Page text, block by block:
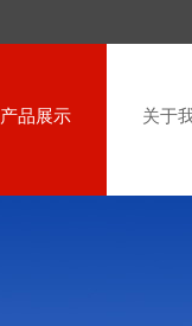
产品展示 关于